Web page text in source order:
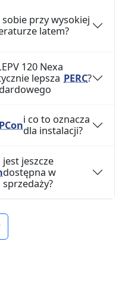
sobie przy wysokiej
latem?
120 Nexa
lepsza PERC?
i co to oznacza
dla instalacji?
jest jeszcze
dostępna w
sprzedaży?